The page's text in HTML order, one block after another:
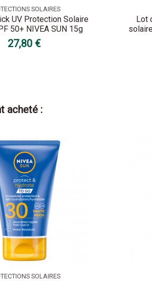
SOLAIRES
UV Protection Solaire
50+ NIVEA SUN 15g
27,80 €
Lot
acheté :
SOLAIRES